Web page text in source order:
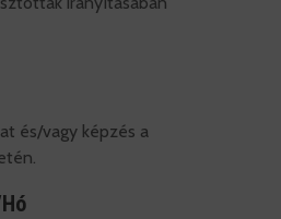
és/vagy képzés a